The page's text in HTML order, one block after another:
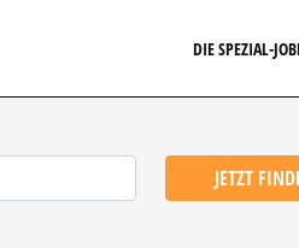
DIE SPEZIAL-
JETZT